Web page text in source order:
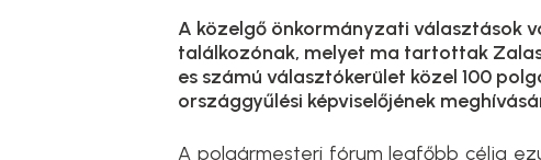
A közelgő önkormányzati választások
találkozónak, melyet ma tartottak
es számú választókerület közel 100
országgyűlési képviselőjének
A polgármesteri fórum legfőbb célja